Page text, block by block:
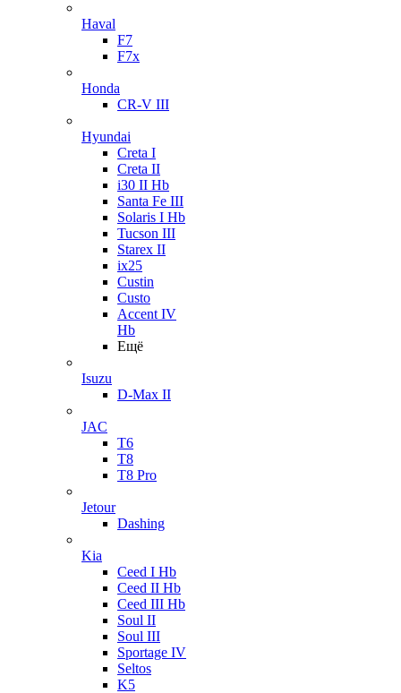
Haval
F7
F7x
Honda
CR-V III
Hyundai
Creta I
Creta II
i30 II Hb
Santa Fe III
Solaris I Hb
Tucson III
Starex II
ix25
Custin
Custo
Accent IV
Hb
Ещё
Isuzu
D-Max II
JAC
T6
T8
T8 Pro
Jetour
Dashing
Kia
Ceed I Hb
Ceed II Hb
Ceed III Hb
Soul II
Soul III
Sportage IV
Seltos
K5